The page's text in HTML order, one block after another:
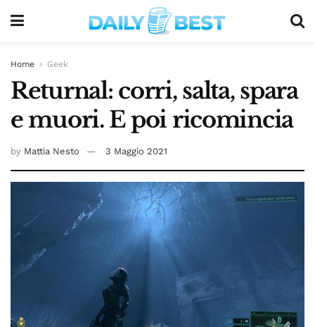
Home Geek
Returnal: corri, salta, spara
e muori. E poi ricomincia
by Mattia Nesto 3 Maggio 2021